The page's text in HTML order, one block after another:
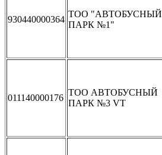
930440000364
ТОО "АВТОБУСНЫЙ
ПАРК №1"
011140000176
ТОО АВТОБУСНЫЙ
ПАРК №3 VT